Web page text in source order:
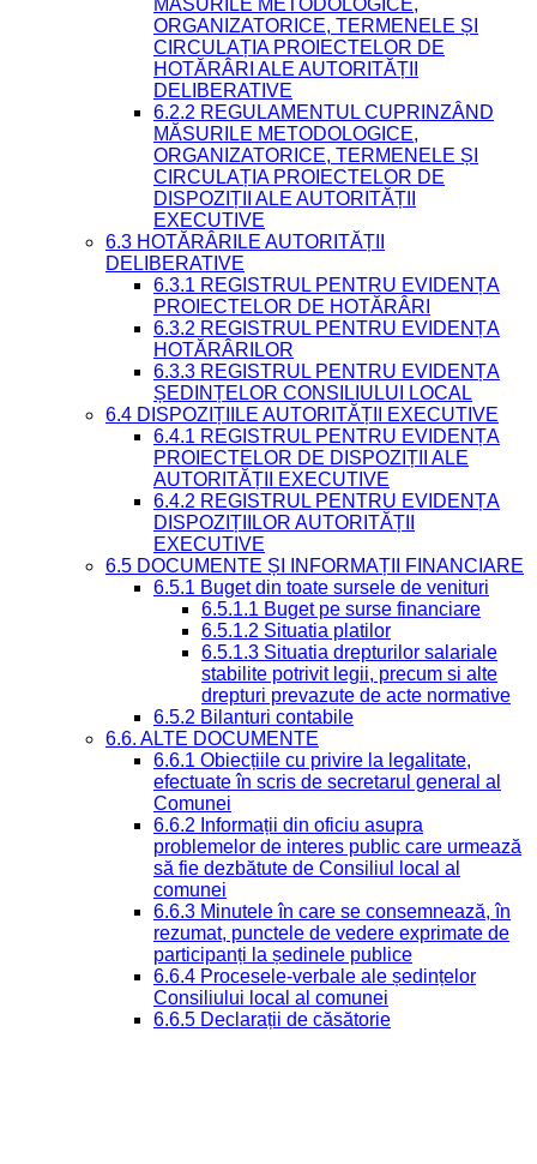
MĂSURILE METODOLOGICE,
ORGANIZATORICE, TERMENELE ȘI
CIRCULAȚIA PROIECTELOR DE
HOTĂRÂRI ALE AUTORITĂȚII
DELIBERATIVE
6.2.2 REGULAMENTUL CUPRINZÂND
MĂSURILE METODOLOGICE,
ORGANIZATORICE, TERMENELE ȘI
CIRCULAȚIA PROIECTELOR DE
DISPOZIȚII ALE AUTORITĂȚII
EXECUTIVE
6.3 HOTĂRÂRILE AUTORITĂȚII
DELIBERATIVE
6.3.1 REGISTRUL PENTRU EVIDENȚA
PROIECTELOR DE HOTĂRÂRI
6.3.2 REGISTRUL PENTRU EVIDENȚA
HOTĂRÂRILOR
6.3.3 REGISTRUL PENTRU EVIDENȚA
ȘEDINȚELOR CONSILIULUI LOCAL
6.4 DISPOZIȚIILE AUTORITĂȚII EXECUTIVE
6.4.1 REGISTRUL PENTRU EVIDENȚA
PROIECTELOR DE DISPOZIȚII ALE
AUTORITĂȚII EXECUTIVE
6.4.2 REGISTRUL PENTRU EVIDENȚA
DISPOZIȚIILOR AUTORITĂȚII
EXECUTIVE
6.5 DOCUMENTE ȘI INFORMAȚII FINANCIARE
6.5.1 Buget din toate sursele de venituri
6.5.1.1 Buget pe surse financiare
6.5.1.2 Situatia platilor
6.5.1.3 Situatia drepturilor salariale
stabilite potrivit legii, precum si alte
drepturi prevazute de acte normative
6.5.2 Bilanturi contabile
6.6. ALTE DOCUMENTE
6.6.1 Obiecțiile cu privire la legalitate,
efectuate în scris de secretarul general al
Comunei
6.6.2 Informații din oficiu asupra
problemelor de interes public care urmează
să fie dezbătute de Consiliul local al
comunei
6.6.3 Minutele în care se consemnează, în
rezumat, punctele de vedere exprimate de
participanți la ședinele publice
6.6.4 Procesele-verbale ale ședințelor
Consiliului local al comunei
6.6.5 Declarații de căsătorie